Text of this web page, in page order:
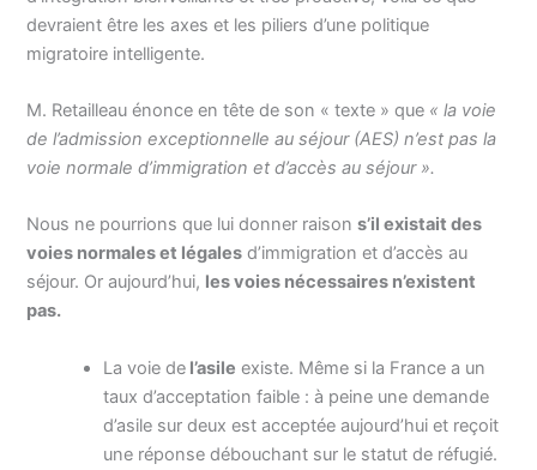
devraient être les axes et les piliers d’une politique
migratoire intelligente.
M. Retailleau énonce en tête de son « texte » que « la voie
de l’admission exceptionnelle au séjour (AES) n’est pas la
voie normale d’immigration et d’accès au séjour ».
Nous ne pourrions que lui donner raisons’il existait des
voies normales et légales d’immigration et d’accès au
séjour. Or aujourd’hui, les voies nécessaires n’existent
pas.
La voie de l’asile existe. Même si la France a un
taux d’acceptation faible : à peine une demande
d’asile sur deux est acceptée aujourd’hui et reçoit
une réponse débouchant sur le statut de réfugié.